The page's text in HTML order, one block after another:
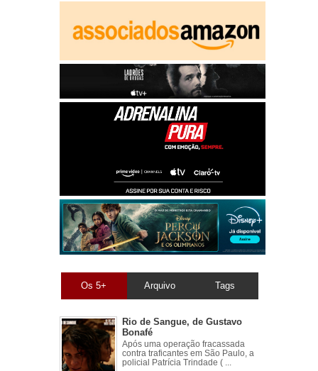
Os 5+ Arquivo Tags
Rio de Sangue, de Gustavo
Bonafé
Após uma operação fracassada
contra traficantes em São Paulo, a
policial Patrícia Trindade ( ...